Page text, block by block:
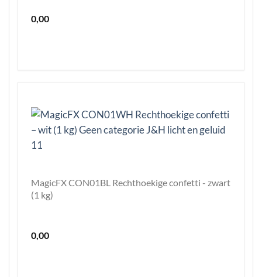
0,00
MagicFX CON01BL Rechthoekige confetti - zwart
(1 kg)
0,00